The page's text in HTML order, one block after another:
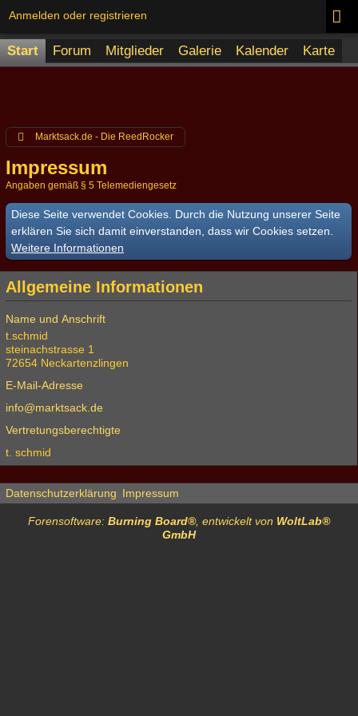
Anmelden oder registrieren
Start Forum Mitglieder Galerie Kalender Karte
Marktsack.de - Die ReedRocker
Impressum
Angaben gemäß § 5 Telemediengesetz
Diese Seite verwendet Cookies. Durch die Nutzung unserer Seite
erklären Sie sich damit einverstanden, dass wir Cookies setzen.
Weitere Informationen
Allgemeine Informationen
Name und Anschrift
t.schmid
steinachstrasse 1
72654 Neckartenzlingen
E-Mail-Adresse
info@marktsack.de
Vertretungsberechtigte
t. schmid
Datenschutzerklärung Impressum
Forensoftware: Burning Board®, entwickelt von WoltLab®
GmbH